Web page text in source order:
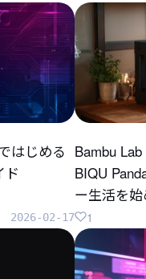
はじめる
ド
2026-02-17
Bambu
BIQU
ー生活を
1